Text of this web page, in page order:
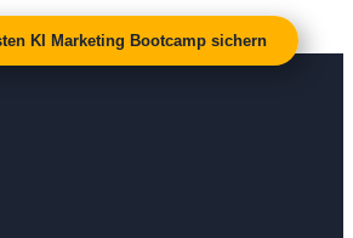
KI Marketing Bootcamp sichern